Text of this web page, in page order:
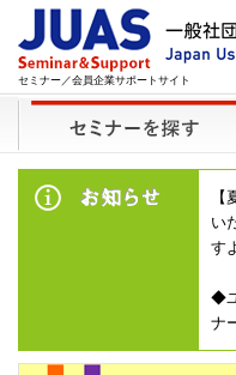
セミナー／会員企業サポートサイト
い
す
◆
ナ